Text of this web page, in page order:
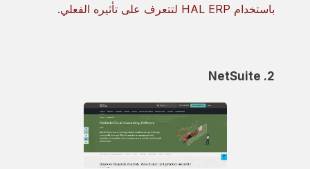
باستخدام HAL ERP لتتعرف على تأثيره الفعلي.
2. NetSuite